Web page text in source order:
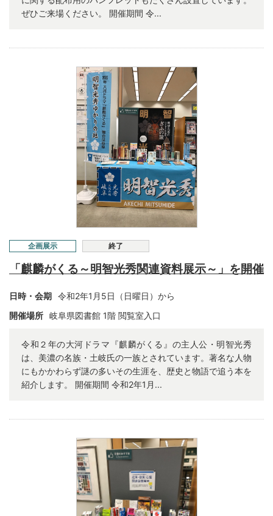
ぜひご来場ください。 開催期間 令...
企画展示 終了
「麒麟がくる～明智光秀関連資料展示～」を開催
日時・会期 令和2年1月5日（日曜日）から
開催場所 岐阜県図書館 1階 閲覧室入口
令和２年の大河ドラマ『麒麟がくる』の主人公・明智光秀
は、美濃の名族・土岐氏の一族とされています。著名な人物
にもかかわらず謎の多いその生涯を、歴史と物語で追う本を
紹介します。 開催期間 令和2年1月...